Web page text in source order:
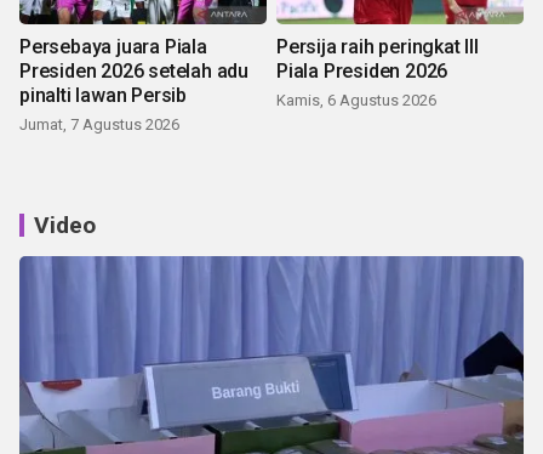
Persebaya juara Piala
Presiden 2026 setelah adu
pinalti lawan Persib
Jumat, 7 Agustus 2026
Persija raih peringkat III
Piala Presiden 2026
Kamis, 6 Agustus 2026
Video